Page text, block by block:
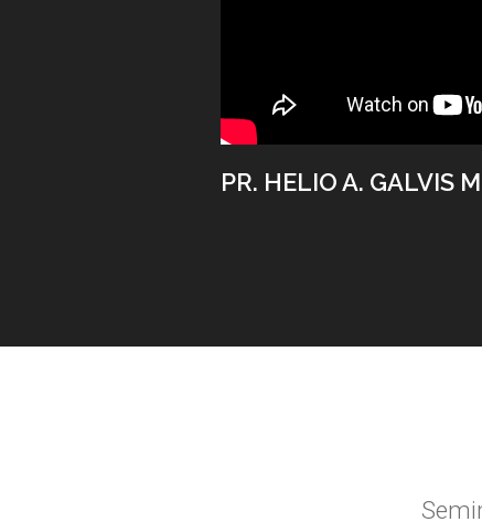
PR. HELIO A. GALVIS